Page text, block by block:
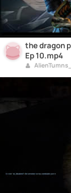
the dragon
Ep 10.mp4